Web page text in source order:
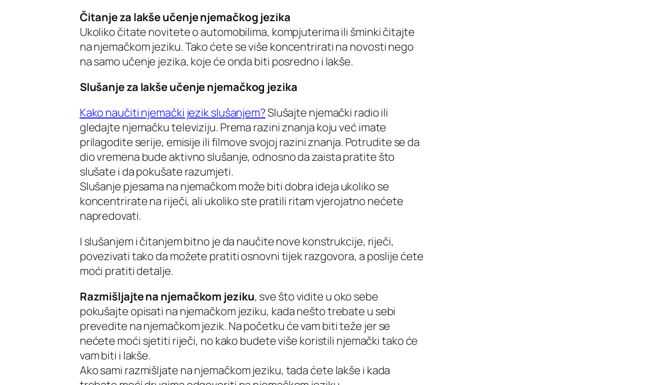
Čitanje za lakše učenje njemačkog jezika
Ukoliko čitate novitete o automobilima, kompjuterima ili šminki čitajte
na njemačkom jeziku. Tako ćete se više koncentrirati na novosti nego
na samo učenje jezika, koje će onda biti posredno i lakše.
Slušanje za lakše učenje njemačkog jezika
Kako naučiti njemački jezik slušanjem?Slušajte njemački radio ili
gledajte njemačku televiziju. Prema razini znanja koju već imate
prilagodite serije, emisije ili filmove svojoj razini znanja. Potrudite se da
dio vremena bude aktivno slušanje, odnosno da zaista pratite što
slušate i da pokušate razumjeti.
Slušanje pjesama na njemačkom može biti dobra ideja ukoliko se
koncentrirate na riječi, ali ukoliko ste pratili ritam vjerojatno nećete
napredovati.
I slušanjem i čitanjem bitno je da naučite nove konstrukcije, riječi,
povezivati tako da možete pratiti osnovni tijek razgovora, a poslije ćete
moći pratiti detalje.
Razmišljajte na njemačkom jeziku, sve što vidite u oko sebe
pokušajte opisati na njemačkom jeziku, kada nešto trebate u sebi
prevedite na njemačkom jezik. Na početku će vam biti teže jer se
nećete moći sjetiti riječi, no kako budete više koristili njemački tako će
vam biti i lakše.
Ako sami razmišljate na njemačkom jeziku, tada ćete lakše i kada